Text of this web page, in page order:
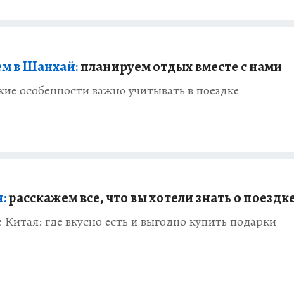
в Шанхай:планируем отдых вместе с нами
особенности важно учитывать в поездке
расскажем все, что вы хотели знать о
где вкусно есть и выгодно купить подарки